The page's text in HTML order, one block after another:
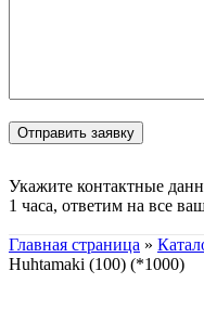
Укажите контактные
1 часа, ответим на все
Главная страница »
Huhtamaki (100) (*1000)